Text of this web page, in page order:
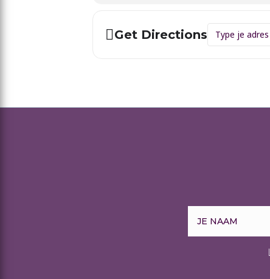
Get Directions Address -